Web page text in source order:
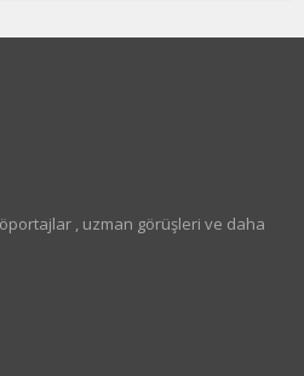
, uzman görüşleri ve daha